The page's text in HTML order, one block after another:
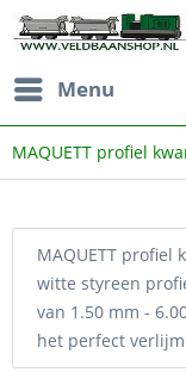
Menu
MAQUETT profiel
MAQUETT profiel
witte styreen
van 1.50 mm -
het perfect